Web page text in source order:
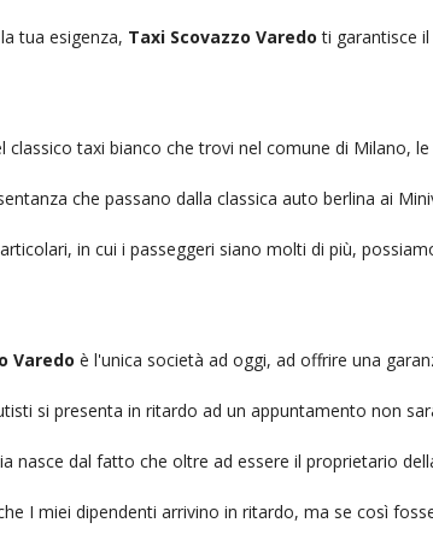
tua esigenza, Taxi Scovazzo Varedo ti garantisce
classico taxi bianco che trovi nel comune di Milano,
che passano dalla classica auto berlina ai
in cui i passeggeri siano molti di più,
Varedo è l'unica società ad oggi, ad offrire una
si presenta in ritardo ad un appuntamento non
nasce dal fatto che oltre ad essere il proprietario
I miei dipendenti arrivino in ritardo, ma se così